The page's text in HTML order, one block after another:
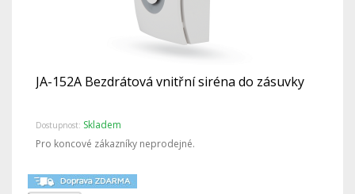
JA-152A Bezdrátová vnitřní siréna do zásuvky
Dostupnost: Skladem
Pro koncové zákazníky neprodejné.